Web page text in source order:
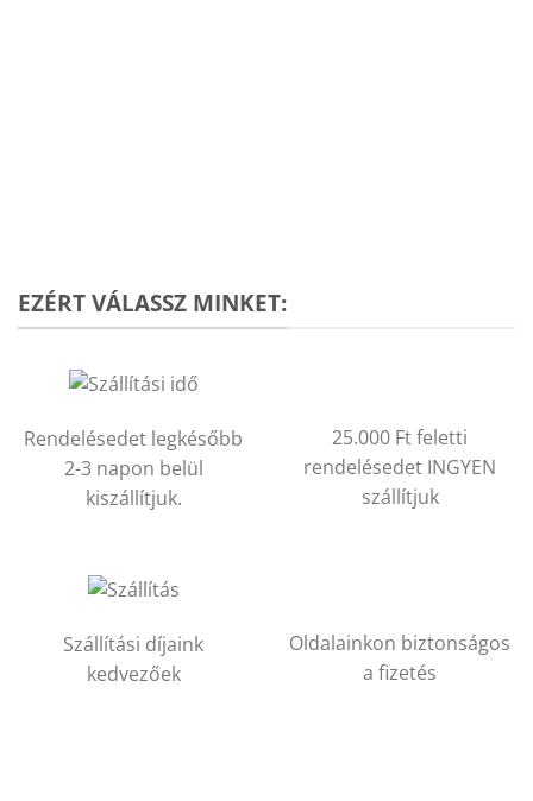
EZÉRT VÁLASSZ MINKET:
Rendelésedet legkésőbb
2-3 napon belül
kiszállítjuk.
25.000 Ft feletti
rendelésedet INGYEN
szállítjuk
Szállítási díjaink
kedvezőek
Oldalainkon biztonságos
a fizetés